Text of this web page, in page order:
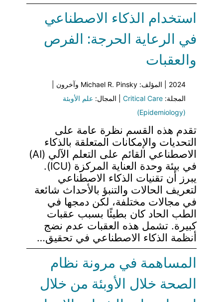
استخدام الذكاء الاصطناعي
في الرعاية الحرجة: الفرص
والعقبات
2024 | المؤلف: Michael R. Pinsky وآخرون |
المجلة:Critical Care | المجال: علم الأوبئة
(Epidemiology)
تقدم هذه القسم نظرة عامة على
التحديات والإمكانات المتعلقة بالذكاء
الاصطناعي القائم على التعلم الآلي (AI)
في بيئة وحدة العناية المركزة (ICU).
يبرز أن تقنيات الذكاء الاصطناعي
لتعريف الحالات والتنبؤ بالأحداث شائعة
في مجالات مختلفة، لكن دمجها في
الطب الحاد كان بطيئًا بسبب عقبات
كبيرة. تشمل هذه العقبات عدم نضج
أنظمة الذكاء الاصطناعي في تحقيق…
المساهمة في مرونة نظام
الصحة خلال الأوبئة من خلال